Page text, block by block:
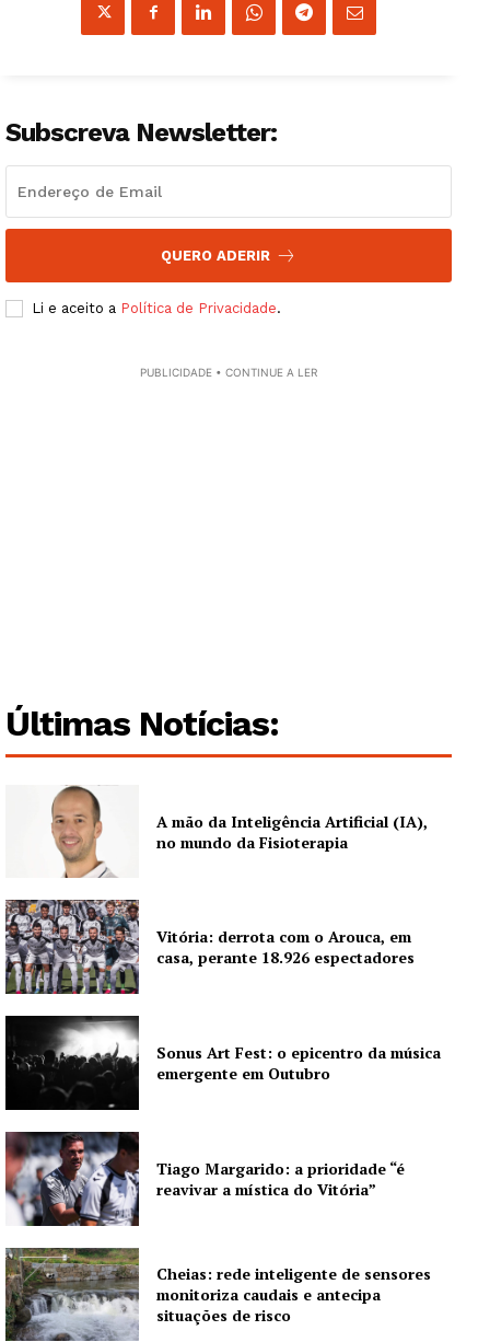
Edição Digital
Publicidade
Quero ser Assinante
Subscreva Newsletter:
QUERO ADERIR
Li e aceito a Política de Privacidade.
PUBLICIDADE • CONTINUE A LER
Últimas Notícias:
A mão da Inteligência Artificial (IA),
no mundo da Fisioterapia
Vitória: derrota com o Arouca, em
casa, perante 18.926 espectadores
Sonus Art Fest: o epicentro da música
emergente em Outubro
Tiago Margarido: a prioridade “é
reavivar a mística do Vitória”
Cheias: rede inteligente de sensores
monitoriza caudais e antecipa
situações de risco